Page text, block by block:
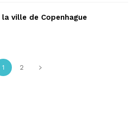
ville de Copenhague
1 2